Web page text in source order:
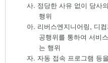
사. 정당한 사유 없이 당사
행위
아. 리버스엔지니어링, 디
공행위를 통하여 서비
는 행위
자. 자동 접속 프로그램 등